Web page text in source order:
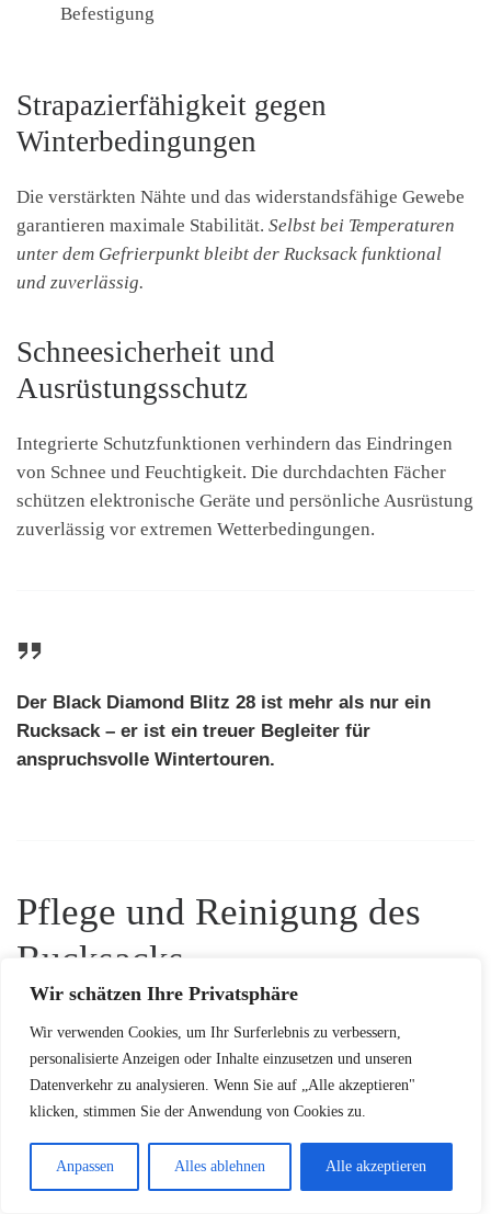
Wir schätzen Ihre Privatsphäre
Wir verwenden Cookies, um Ihr Surferlebnis zu verbessern,
personalisierte Anzeigen oder Inhalte einzusetzen und unseren
Datenverkehr zu analysieren. Wenn Sie auf „Alle akzeptieren"
klicken, stimmen Sie der Anwendung von Cookies zu.
Anpassen Alles ablehnen Alle akzeptieren
Befestigung
Strapazierfähigkeit gegen
Winterbedingungen
Die verstärkten Nähte und das widerstandsfähige Gewebe
garantieren maximale Stabilität. Selbst bei Temperaturen
unter dem Gefrierpunkt bleibt der Rucksack funktional
und zuverlässig.
Schneesicherheit und
Ausrüstungsschutz
Integrierte Schutzfunktionen verhindern das Eindringen
von Schnee und Feuchtigkeit. Die durchdachten Fächer
schützen elektronische Geräte und persönliche Ausrüstung
zuverlässig vor extremen Wetterbedingungen.
Der Black Diamond Blitz 28 ist mehr als nur ein
Rucksack – er ist ein treuer Begleiter für
anspruchsvolle Wintertouren.
Pflege und Reinigung des
Rucksacks
Gletschertouren
und Hochtouren, der eine sorgfältige
Pflege verdient. Mit den richtigen Pflegetechniken kannst
du die Lebensdauer und Funktionalität deines Begleiters